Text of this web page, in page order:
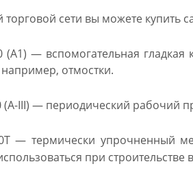
торговой сети вы можете купить
(А1) — вспомогательная
отмостки.
(А-III) — периодический рабочий
— термически упрочненный
при